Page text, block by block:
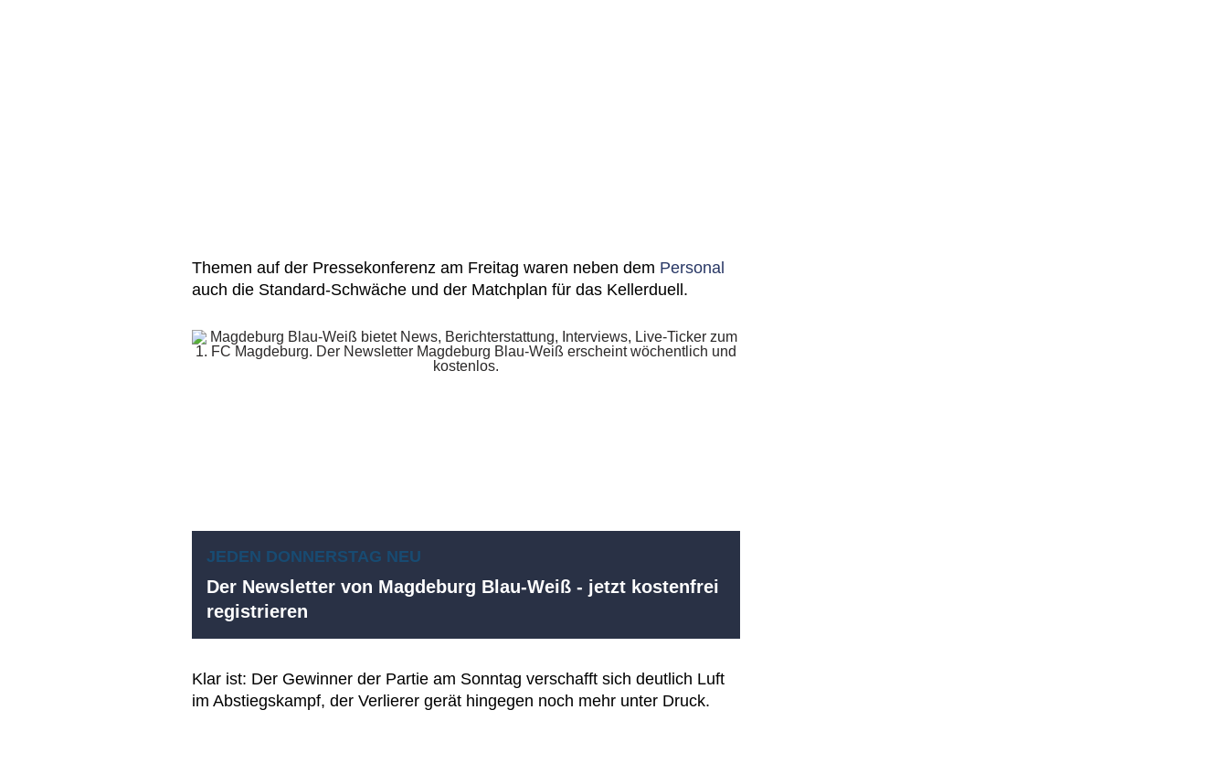
Themen auf der Pressekonferenz am Freitag waren neben dem Personal
auch die Standard-Schwäche und der Matchplan für das Kellerduell.
JEDEN DONNERSTAG NEU
Der Newsletter von Magdeburg Blau-Weiß - jetzt kostenfrei
registrieren
Klar ist: Der Gewinner der Partie am Sonntag verschafft sich deutlich Luft
im Abstiegskampf, der Verlierer gerät hingegen noch mehr unter Druck.